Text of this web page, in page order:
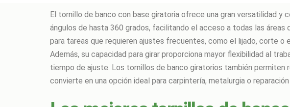
El tornillo de banco con base giratoria ofrece una gran versatilidad
ángulos de hasta 360 grados, facilitando el acceso a todas las
para tareas que requieren ajustes frecuentes, como el lijado, corte o
Además, su capacidad para girar proporciona mayor flexibilidad al
tiempo de ajuste. Los tornillos de banco giratorios también
convierte en una opción ideal para carpintería, metalurgia o